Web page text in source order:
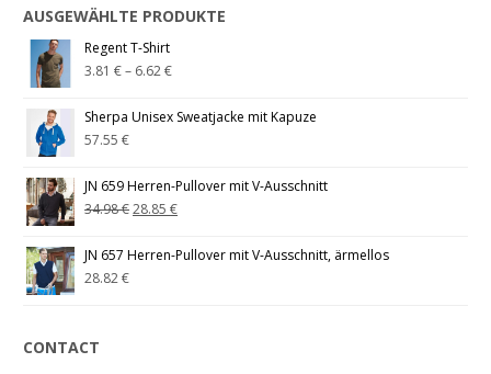
AUSGEWÄHLTE PRODUKTE
Regent T-Shirt
3.81€– 6.62€
Sherpa Unisex Sweatjacke mit Kapuze
57.55€
JN 659 Herren-Pullover mit V-Ausschnitt
34.98€28.85€
JN 657 Herren-Pullover mit V-Ausschnitt, ärmellos
28.82€
CONTACT